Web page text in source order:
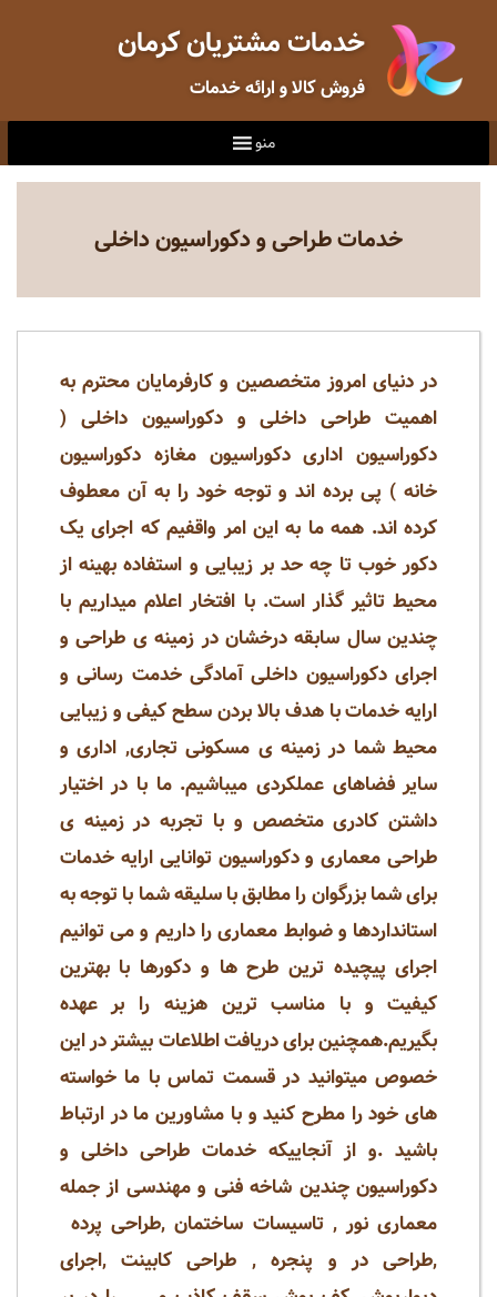
خدمات مشتریان کرمان
فروش کالا و ارائه خدمات
منو
خدمات طراحی و دکوراسیون داخلی
در دنیای امروز متخصصین و کارفرمایان محترم به
اهمیت طراحی داخلی و دکوراسیون داخلی (
دکوراسیون اداری دکوراسیون مغازه دکوراسیون
خانه ) پی برده اند و توجه خود را به آن معطوف
کرده اند. همه ما به این امر واقفیم که اجرای یک
دکور خوب تا چه حد بر زیبایی و استفاده بهینه از
محیط تاثیر گذار است. با افتخار اعلام میداریم با
چندین سال سابقه درخشان در زمینه ی طراحی و
اجرای دکوراسیون داخلی آمادگی خدمت رسانی و
ارایه خدمات با هدف بالا بردن سطح کیفی و زیبایی
محیط شما در زمینه ی مسکونی تجاری, اداری و
سایر فضاهای عملکردی میباشیم. ما با در اختیار
داشتن کادری متخصص و با تجربه در زمینه ی
طراحی معماری و دکوراسیون توانایی ارایه خدمات
برای شما بزرگوان را مطابق با سلیقه شما با توجه به
استانداردها و ضوابط معماری را داریم و می توانیم
اجرای پیچیده ترین طرح ها و دکورها با بهترین
کیفیت و با مناسب ترین هزینه را بر عهده
بگیریم.همچنین برای دریافت اطلاعات بیشتر در این
خصوص میتوانید در قسمت تماس با ما خواسته
های خود را مطرح کنید و با مشاورین ما در ارتباط
باشید .و از آنجاییکه خدمات طراحی داخلی و
دکوراسیون چندین شاخه فنی و مهندسی از جمله
معماری نور , تاسیسات ساختمان ,طراحی پرده
,طراحی در و پنجره , طراحی کابینت ,اجرای